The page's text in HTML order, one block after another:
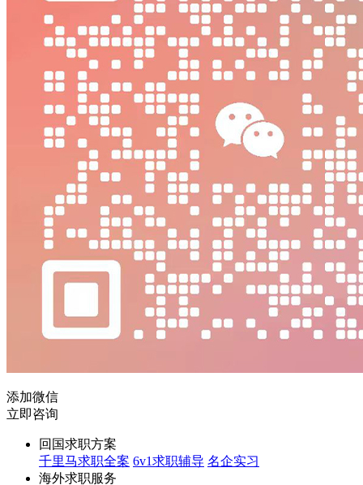
添加微信
立即咨询
回国求职方案
千里马求职全案 6v1求职辅导 名企实习
海外求职服务